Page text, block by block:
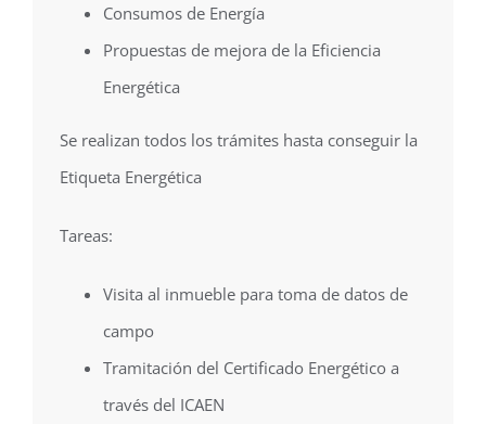
Consumos de Energía
Propuestas de mejora de la Eficiencia
Energética
Se realizan todos los trámites hasta conseguir la
Etiqueta Energética
Tareas:
Visita al inmueble para toma de datos de
campo
Tramitación del Certificado Energético a
través del ICAEN